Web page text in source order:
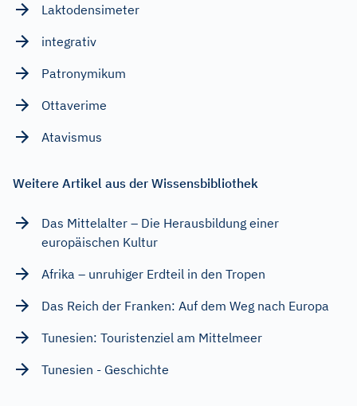
Laktodensimeter
integrativ
Patronymikum
Ottaverime
Atavismus
Weitere Artikel aus der Wissensbibliothek
Das Mittelalter – Die Herausbildung einer
europäischen Kultur
Afrika – unruhiger Erdteil in den Tropen
Das Reich der Franken: Auf dem Weg nach Europa
Tunesien: Touristenziel am Mittelmeer
Tunesien - Geschichte